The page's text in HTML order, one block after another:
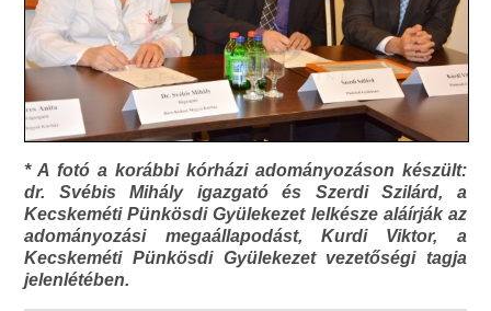
* A fotó a korábbi kórházi adományozáson készült:
dr. Svébis Mihály igazgató és Szerdi Szilárd, a
Kecskeméti Pünkösdi Gyülekezet lelkésze aláírják az
adományozási megaállapodást, Kurdi Viktor, a
Kecskeméti Pünkösdi Gyülekezet vezetőségi tagja
jelenlétében.